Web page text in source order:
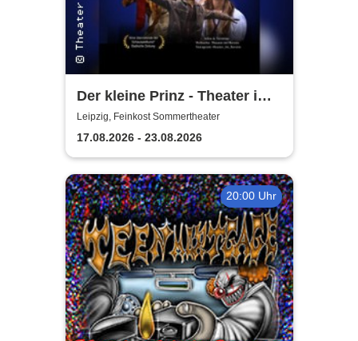
Der kleine Prinz - Theater im
Herzen
Leipzig, Feinkost Sommertheater
17.08.2026 - 23.08.2026
20:00 Uhr